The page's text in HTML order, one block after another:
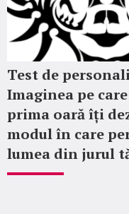
Test de
Imaginea pe
prima oară îți
modul în care
lumea din jurul